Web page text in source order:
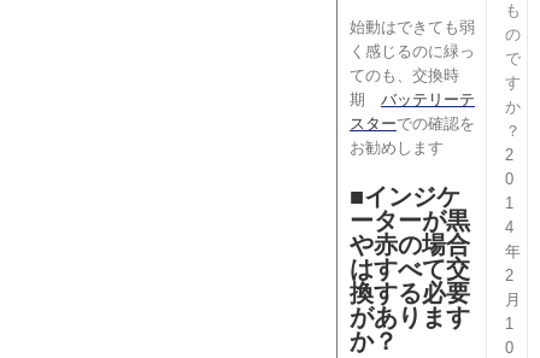
始動はできても弱
く感じるのに緑っ
てのも、交換時
期 バッテリーテ
スターでの確認を
お勧めします
■インジケ
ーターが黒
や赤の場合
はすべて交
換する必要
があります
か？
も
の
で
す
か
？
2
0
1
4
年
2
月
1
0